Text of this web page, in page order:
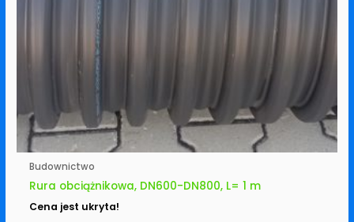
Budownictwo
Rura obciążnikowa, DN600-DN800, L= 1 m
Cena jest ukryta!